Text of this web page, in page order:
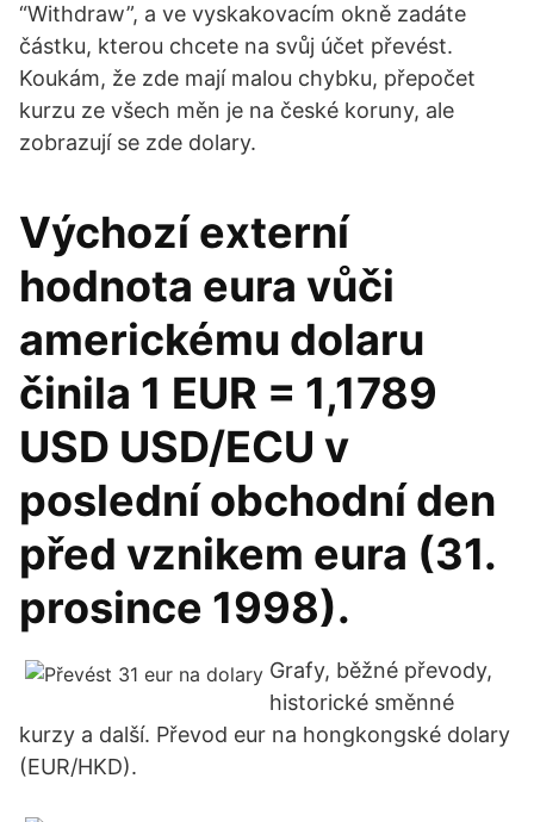
“Withdraw”, a ve vyskakovacím okně zadáte
částku, kterou chcete na svůj účet převést.
Koukám, že zde mají malou chybku, přepočet
kurzu ze všech měn je na české koruny, ale
zobrazují se zde dolary.
Výchozí externí
hodnota eura vůči
americkému dolaru
činila 1 EUR = 1,1789
USD USD/ECU v
poslední obchodní den
před vznikem eura (31.
prosince 1998).
Grafy, běžné převody,
historické směnné
kurzy a další. Převod eur na hongkongské dolary
(EUR/HKD).